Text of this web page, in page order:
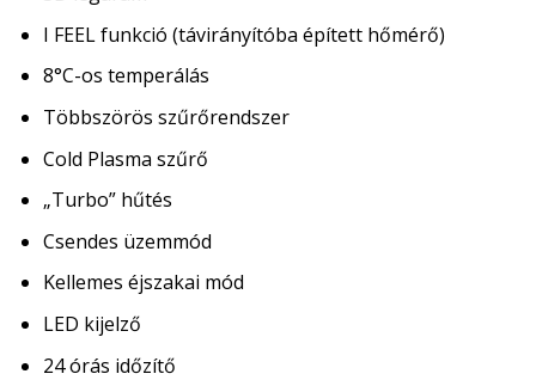
I FEEL funkció (távirányítóba épített hőmérő)
8°C-os temperálás
Többszörös szűrőrendszer
Cold Plasma szűrő
„Turbo” hűtés
Csendes üzemmód
Kellemes éjszakai mód
LED kijelző
24 órás időzítő